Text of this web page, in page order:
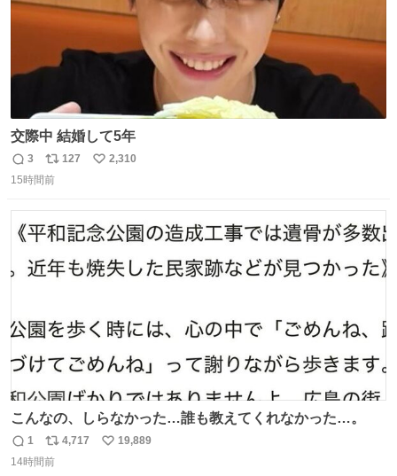
交際中 結婚して5年
返
信
3
リ
ポ
ト
数
127
い
数
2,310
15時間前
こんなの、しらなかった…誰も教えてくれなかった…。
返
信
1
リ
ポ
4,717
い
19,889
14時間前